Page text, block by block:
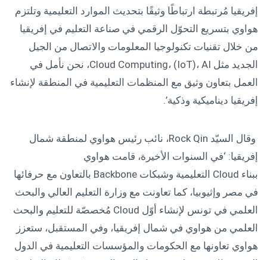
إفريقيا مُرتبطة ارتباطًا وثيقًا بتحديث الموارد التعليمية وتلتزم
هواوي بتسريع التحوّل الرقمي في صناعة التعليم في إفريقيا
من خلال تقنيات تكنولوجيا المعلومات والاتصال من الجيل
الجديد مثل Cloud Computing، (IoT)، AI، نحن نأمل في
العمل بتعاون وثيق مع المنظمات التعليمية في المنطقة لإنشاء
إفريقيا ديناميكية وذكية’.
وقال السيّد Rock Qin، نائب رئيس هواوي لمنطقة شمال
إفريقيا: ‘في السنوات الأخيرة، قامت هواوي
ببناء Cloud التعليمية وشبكات Backbone بالتعاون مع حرفائها
في مصر وإثيوبيا، كما تعاونت مع وزارة التعليم العالي والبحث
العلمي في تونس لإنشاء أوّل Cloud مُخصصّة للتعليم والبحث
العلمي من هواوي في شمال إفريقيا، وفي المستقبل، ستعزز
هواوي تعاونها مع الحكومات والمؤسسات التعليمية في الدول